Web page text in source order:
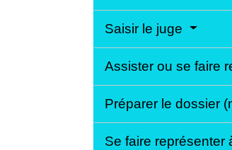
Saisir le juge
Assister ou se faire
Préparer le dossier
Se faire représenter